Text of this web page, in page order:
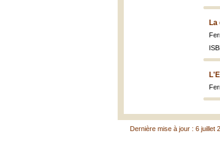
Dernière mise à jour : 6 juillet